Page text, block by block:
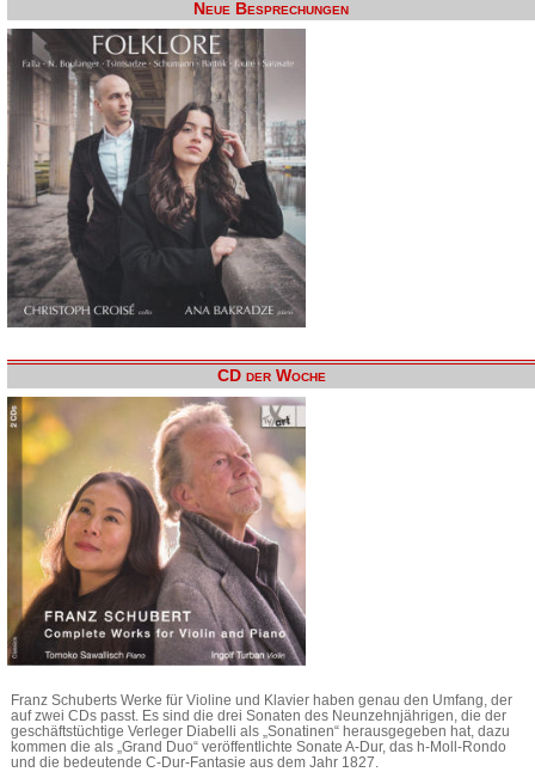
Neue Besprechungen
CD der Woche
Franz Schuberts Werke für Violine und Klavier haben genau den Umfang, der
auf zwei CDs passt. Es sind die drei Sonaten des Neunzehnjährigen, die der
geschäftstüchtige Verleger Diabelli als „Sonatinen“ herausgegeben hat, dazu
kommen die als „Grand Duo“ veröffentlichte Sonate A-Dur, das h-Moll-Rondo
und die bedeutende C-Dur-Fantasie aus dem Jahr 1827.